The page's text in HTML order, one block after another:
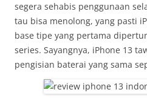
segera sehabis penggunaan
tau bisa menolong, yang pasti
base tipe yang pertama
series. Sayangnya, iPhone 13
pengisian baterai yang sama